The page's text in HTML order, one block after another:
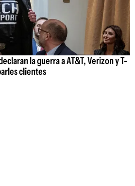
la guerra a AT&T, Verizon y T-
clientes